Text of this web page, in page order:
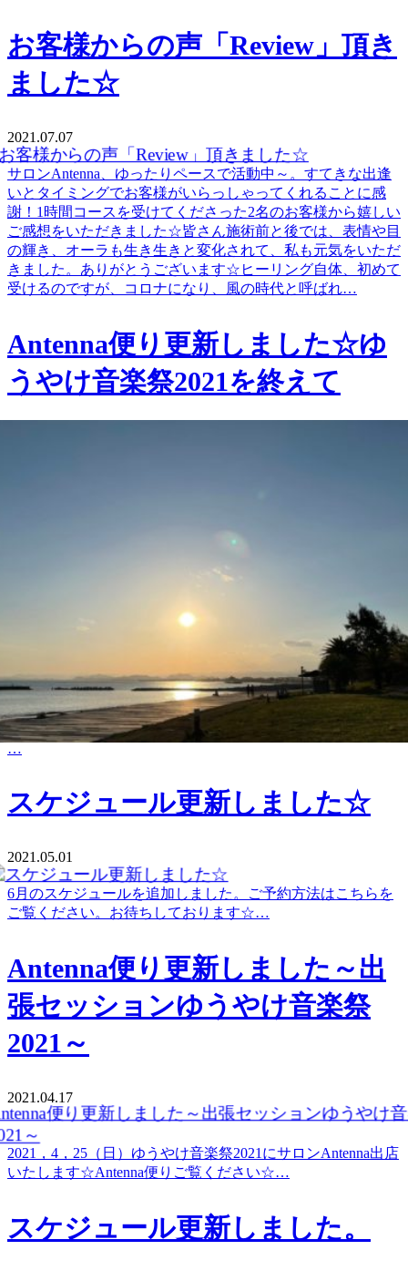
お客様からの声「Review」頂き
ました☆
2021.07.07
サロンAntenna、ゆったりペースで活動中～。すてきな出逢
いとタイミングでお客様がいらっしゃってくれることに感
謝！1時間コースを受けてくださった2名のお客様から嬉しい
ご感想をいただきました☆皆さん施術前と後では、表情や目
の輝き、オーラも生き生きと変化されて、私も元気をいただ
きました。ありがとうございます☆ヒーリング自体、初めて
受けるのですが、コロナになり、風の時代と呼ばれ…
Antenna便り更新しました☆ゆ
うやけ音楽祭2021を終えて
4月25日に行われた「夕焼け音楽祭」の様子を書きました。
…
スケジュール更新しました☆
2021.05.01
6月のスケジュールを追加しました。ご予約方法はこちらを
ご覧ください。お待ちしております☆…
Antenna便り更新しました～出
張セッションゆうやけ音楽祭
2021～
2021.04.17
2021，4，25（日）ゆうやけ音楽祭2021にサロンAntenna出店
いたします☆Antenna便りご覧ください☆…
スケジュール更新しました。